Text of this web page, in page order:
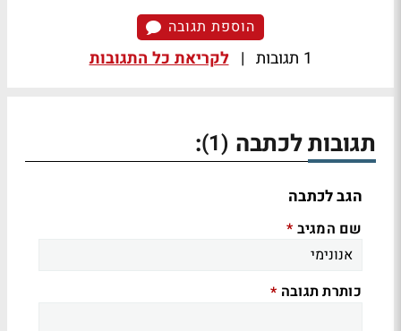
הוספת תגובה
1 תגובות | לקריאת כל התגובות
תגובות לכתבה (1)
:
הגב לכתבה
שם המגיב *
כותרת תגובה *